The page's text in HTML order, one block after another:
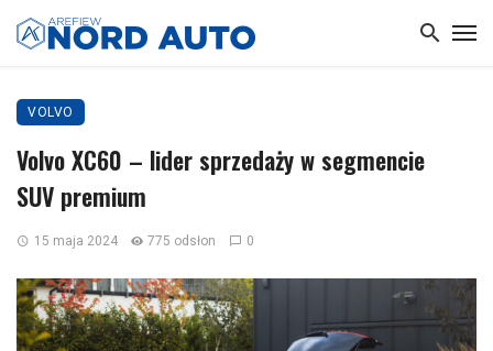
VOLVO
Volvo XC60 – lider sprzedaży w segmencie
SUV premium
15 maja 2024 775 odsłon 0